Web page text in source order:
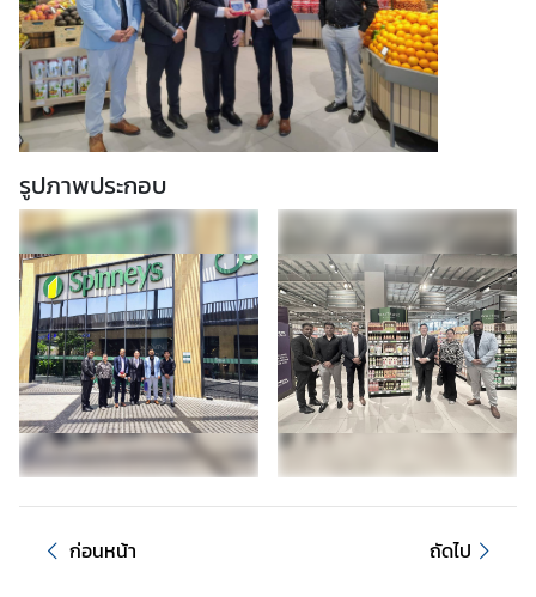
ช่
อ
ง
ท
า
ง
ก
า
ร
ติ
ด
ต่
อ
รูปภาพประกอบ
ก่อนหน้า ถัดไป